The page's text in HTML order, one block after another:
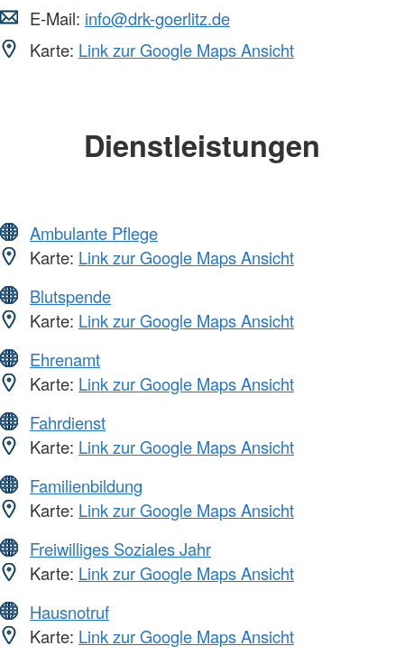
E-Mail: info@drk-goerlitz.de
Karte: Link zur Google Maps Ansicht
Dienstleistungen
Ambulante Pflege
Karte: Link zur Google Maps Ansicht
Blutspende
Karte: Link zur Google Maps Ansicht
Ehrenamt
Karte: Link zur Google Maps Ansicht
Fahrdienst
Karte: Link zur Google Maps Ansicht
Familienbildung
Karte: Link zur Google Maps Ansicht
Freiwilliges Soziales Jahr
Karte: Link zur Google Maps Ansicht
Hausnotruf
Karte: Link zur Google Maps Ansicht